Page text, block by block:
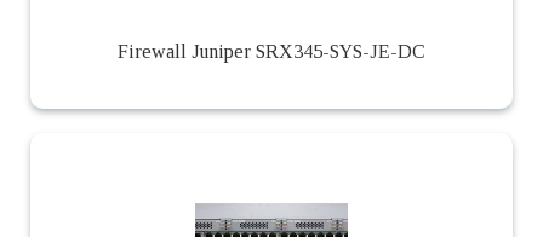
Firewall Juniper SRX345-SYS-JE-DC